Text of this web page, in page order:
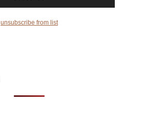
unsubscribe from list